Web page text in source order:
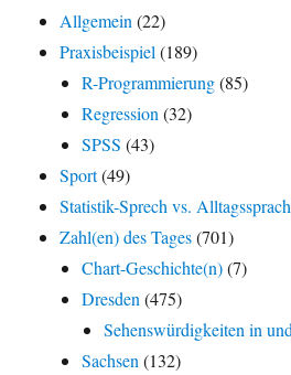
Allgemein (22)
Praxisbeispiel (189)
R-Programmierung(85)
Regression (32)
SPSS (43)
Sport(49)
Statistik-Sprech vs.
Zahl(en) des Tages(701)
Chart-Geschichte(n)(7)
Dresden (475)
Sehenswürdigkeiten in
Sachsen (132)